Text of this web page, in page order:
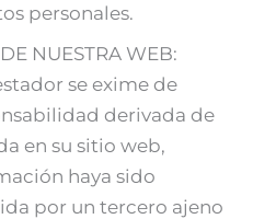
personales.
NUESTRA WEB:
se exime de
derivada de
en su sitio web,
haya sido
por un tercero ajeno